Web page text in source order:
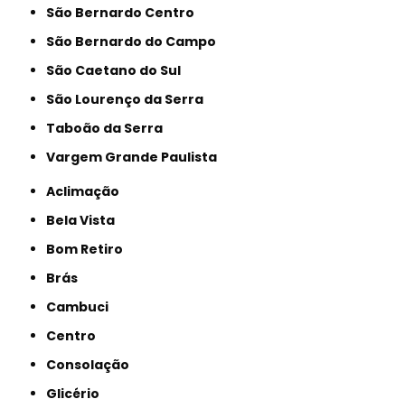
São Bernardo Centro
São Bernardo do Campo
São Caetano do Sul
São Lourenço da Serra
Taboão da Serra
Vargem Grande Paulista
Aclimação
Bela Vista
Bom Retiro
Brás
Cambuci
Centro
Consolação
Glicério